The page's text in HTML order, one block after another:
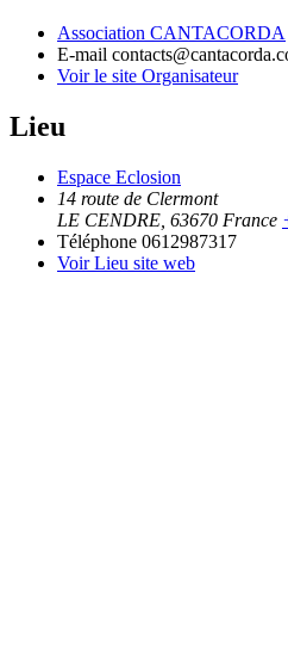
Association CANTACORDA
E-mail
Voir le site Organisateur
Lieu
Espace Eclosion
14 route de Clermont
LE CENDRE 63670 France
Téléphone 0612987317
Voir Lieu site web